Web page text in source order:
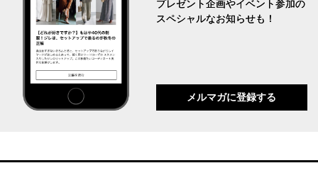
プレゼント企画やイベント参加の
スペシャルなお知らせも！
メルマガに登録する